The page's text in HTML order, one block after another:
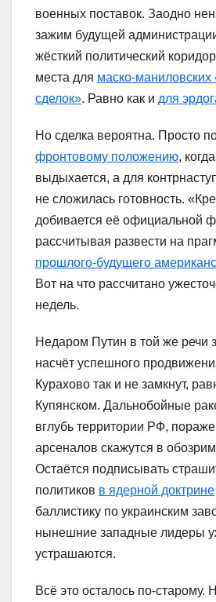
военных поставок. Заодно
зажим будущей
жёсткий политический
места для маско-
сделок». Равно как и для
Но сделка вероятна. Просто
фронтовому положению,
выдыхается, а для
не сложилась готовность.
добивается её официальной
рассчитывая развести на
прошлого-будущего
Вот на что рассчитано
недель.
Недаром Путин в той же речи
насчёт успешного
Курахово так и не замкнут,
Купянском. Дальнобойные
вглубь территории РФ,
арсеналов скажутся в
Остаётся подписывать
политиков в ядерной доктрине
баллистику по украинским
нынешние западные лидеры
устрашаются.
Всё это осталось по-старому.